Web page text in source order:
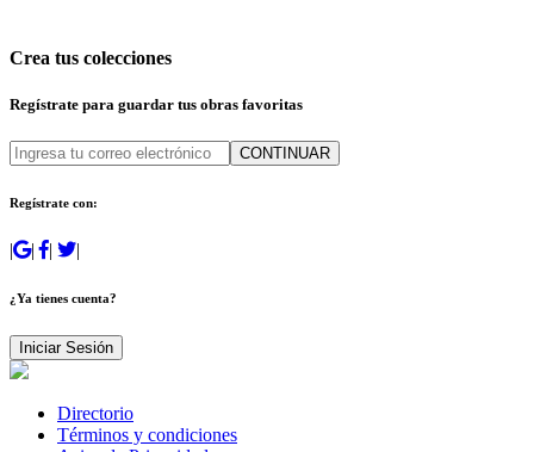
Crea tus colecciones
Regístrate para guardar tus obras favoritas
CONTINUAR
Regístrate con:
| | | |
¿Ya tienes cuenta?
Iniciar Sesión
Directorio
Términos y condiciones